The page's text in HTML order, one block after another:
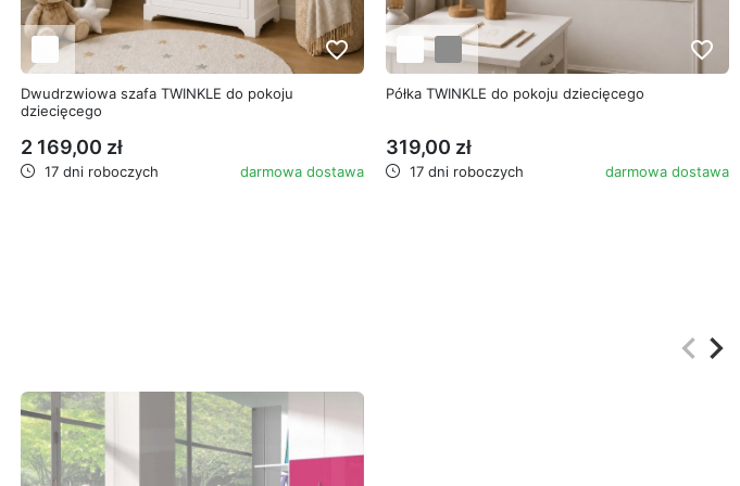
favorite_border
Dwudrzwiowa szafa TWINKLE do pokoju
dziecięcego
2 169,00 zł
17 dni roboczych darmowa dostawa
favorite_border
Półka TWINKLE do pokoju dziecięcego
319,00 zł
17 dni roboczych darmowa dostawa
keyboard_arrow_left
keyboard_arrow_right